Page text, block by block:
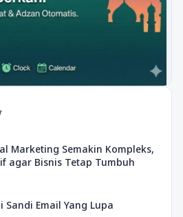
Marketing Semakin Kompleks,
agar Bisnis Tetap Tumbuh
Sandi Email Yang Lupa